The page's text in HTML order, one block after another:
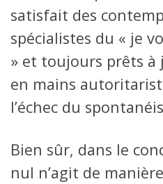
satisfait des
spécialistes du « je
» et toujours prêts à
en mains
l’échec du
Bien sûr, dans le
nul n’agit de